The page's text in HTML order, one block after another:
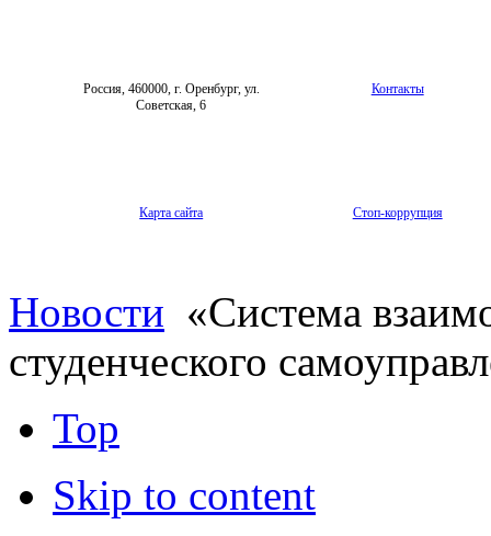
Россия, 460000, г. Оренбург, ул.
Советская, 6
Контакты
Карта сайта Стоп-коррупция
Новости «Система
студенческого
Top
Skip to content